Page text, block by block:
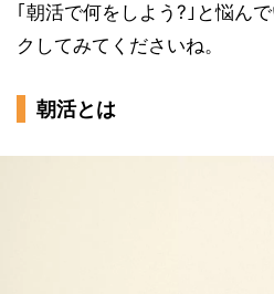
｢朝活で何をしよう?｣と悩ん
クしてみてくださいね。
朝活とは